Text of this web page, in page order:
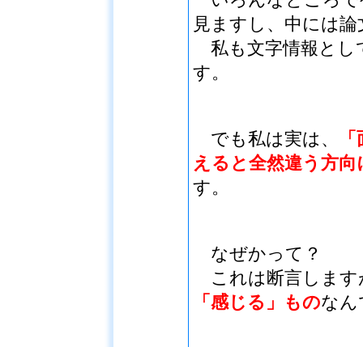
見ますし、中には
私も文字情報とし
す。
でも私は実は、
えると全然違う方
す。
なぜかって？
これは断言します
「感じる」ものなん